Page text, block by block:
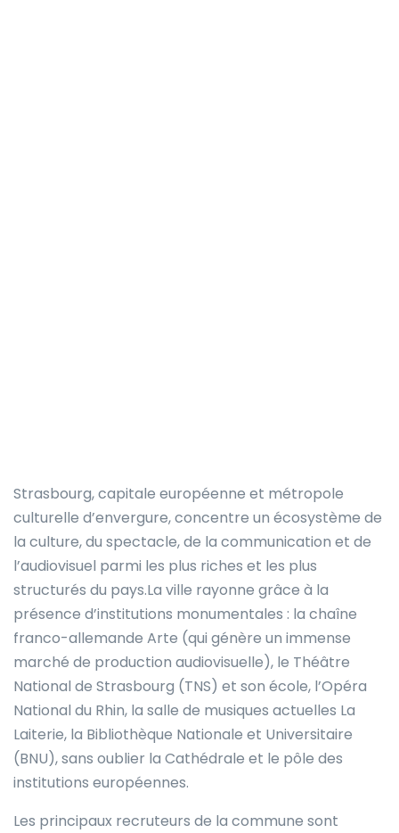
Strasbourg, capitale européenne et métropole
culturelle d’envergure, concentre un écosystème de
la culture, du spectacle, de la communication et de
l’audiovisuel parmi les plus riches et les plus
structurés du pays.La ville rayonne grâce à la
présence d’institutions monumentales : la chaîne
franco-allemande Arte (qui génère un immense
marché de production audiovisuelle), le Théâtre
National de Strasbourg (TNS) et son école, l’Opéra
National du Rhin, la salle de musiques actuelles La
Laiterie, la Bibliothèque Nationale et Universitaire
(BNU), sans oublier la Cathédrale et le pôle des
institutions européennes.
Les principaux recruteurs de la commune sont